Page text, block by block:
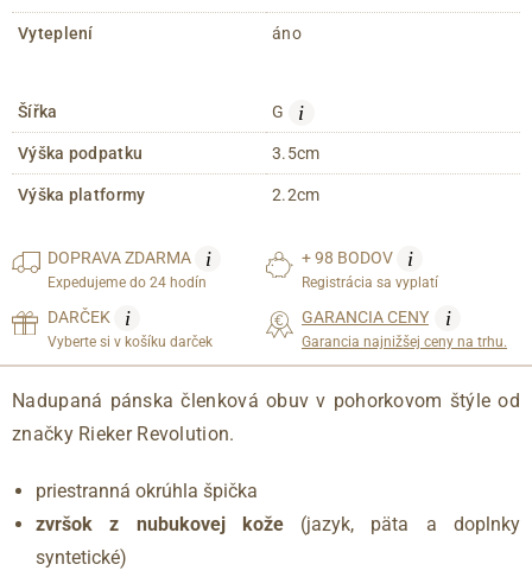
Vyteplení áno
Šířka G i
Výška podpatku 3.5cm
Výška platformy 2.2cm
DOPRAVAZDARMA i
Expedujeme do 24 hodín
+ 98 BODOV i
Registrácia sa vyplatí
DARČEK i
Vyberte si v košíku darček
GARANCIA CENY i
Garancia najnižšej ceny na trhu.
Nadupaná pánska členková obuv v pohorkovom štýle od
značky Rieker Revolution.
priestranná okrúhla špička
zvršok z nubukovej kože(jazyk, päta a doplnky
syntetické)